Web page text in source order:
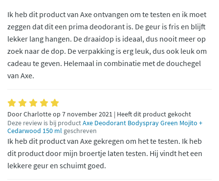
Ik heb dit product van Axe ontvangen om te testen en ik moet
zeggen dat dit een prima deodorant is. De geur is fris en blijft
lekker lang hangen. De draaidop is ideaal, dus nooit meer op
zoek naar de dop. De verpakking is erg leuk, dus ook leuk om
cadeau te geven. Helemaal in combinatie met de douchegel
van Axe.
Door Charlotte op 7 november 2021 | Heeft dit product gekocht
Deze review is bij productAxe Deodorant Bodyspray Green Mojito +
Cedarwood 150 ml geschreven
Ik heb dit product van Axe gekregen om het te testen. Ik heb
dit product door mijn broertje laten testen. Hij vindt het een
lekkere geur en schuimt goed.